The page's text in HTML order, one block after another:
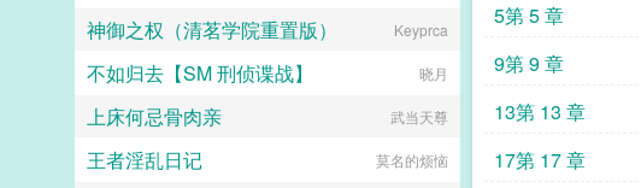
5第 5 章
9第 9 章
13第 13 章
17第 17 章
小人国国王
神御之权（清茗学院重置版） Keyprca
不如归去【SM 刑侦谍战】 晓月
上床何忌骨肉亲 武当天尊
王者淫乱日记 莫名的烦恼